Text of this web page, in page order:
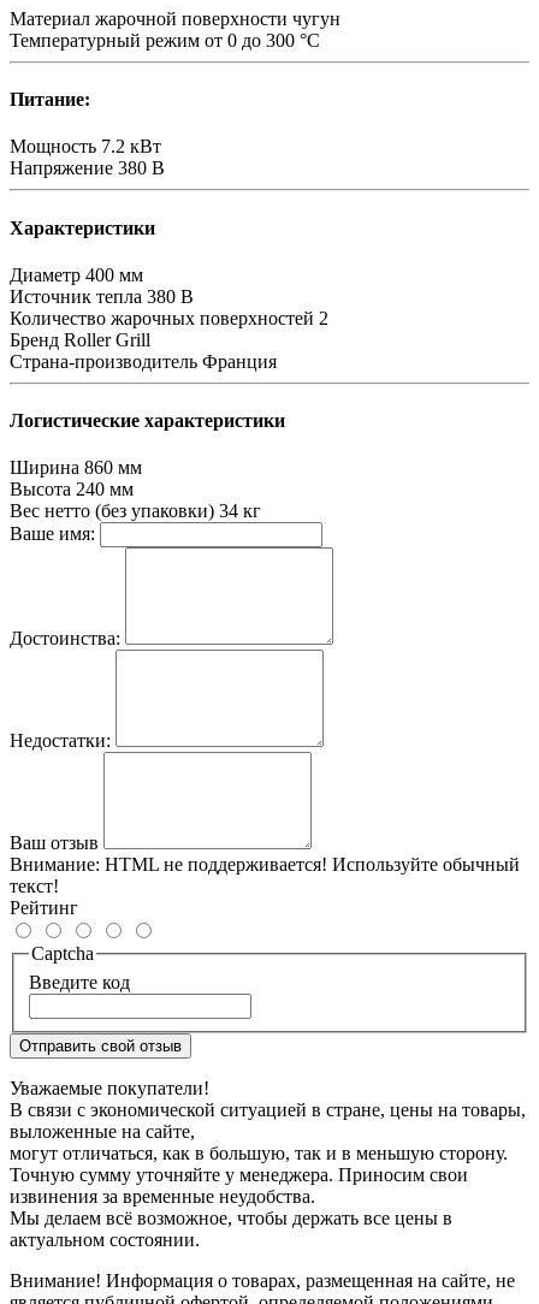
Материал жарочной поверхности чугун
Температурный режим от 0 до 300 °C
Питание:
Мощность 7.2 кВт
Напряжение 380 В
Характеристики
Диаметр 400 мм
Источник тепла 380 В
Количество жарочных поверхностей 2
Бренд Roller Grill
Страна-производитель Франция
Логистические характеристики
Ширина 860 мм
Высота 240 мм
Вес нетто (без упаковки) 34 кг
Ваше имя:
Достоинства:
Недостатки:
Ваш отзыв
Внимание: HTML не поддерживается! Используйте обычный
текст!
Рейтинг
Captcha
Введите код
Отправить свой отзыв
Уважаемые покупатели!
В связи с экономической ситуацией в стране, цены на товары,
выложенные на сайте,
могут отличаться, как в большую, так и в меньшую сторону.
Точную сумму уточняйте у менеджера. Приносим свои
извинения за временные неудобства.
Мы делаем всё возможное, чтобы держать все цены в
актуальном состоянии.
Внимание! Информация о товарах, размещенная на сайте, не